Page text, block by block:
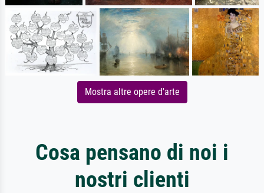
Mostra altre opere d'arte
Cosa pensano di noi i
nostri clienti